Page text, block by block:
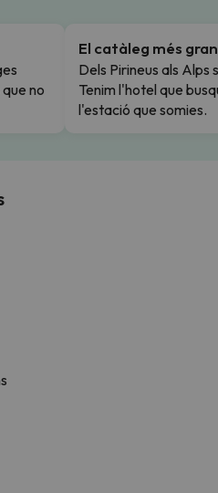
no
El catàleg més gran
Dels Pirineus als Alps
Tenim l'hotel que
l'estació que somies.